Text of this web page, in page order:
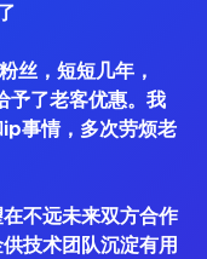
丝，短短几年，
予了老客优惠。我
事情，多次劳烦老
不远未来双方合作
技术团队沉淀有用